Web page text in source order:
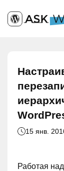
15 янв.
Работая